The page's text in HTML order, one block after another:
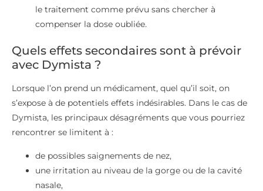
le traitement comme prévu sans chercher à
compenser la dose oubliée.
Quels effets secondaires sont à prévoir
avec Dymista ?
Lorsque l’on prend un médicament, quel qu’il soit, on
s’expose à de potentiels effets indésirables. Dans le cas de
Dymista, les principaux désagréments que vous pourriez
rencontrer se limitent à :
de possibles saignements de nez,
une irritation au niveau de la gorge ou de la cavité
nasale,